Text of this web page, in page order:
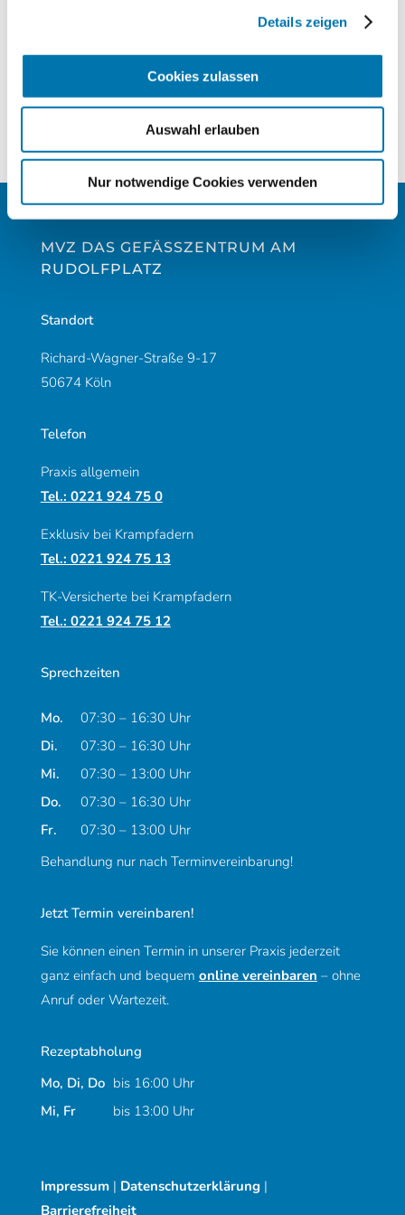
Details zeigen
Cookies zulassen
Auswahl erlauben
Nur notwendige Cookies verwenden
Videobeschreibung: Krampfader-Behandlung mit
Venenkleber
Videobeschreibung: Thrombose – Gefahren
erkennen und richtig handeln
MVZ DAS GEFÄSSZENTRUM AM R
UDOLFPLATZ
Standort
Richard-Wagner-Straße 9-17
50674 Köln
Telefon
Praxis allgemein
Tel.: 0221 924 75 0
Exklusiv bei Krampfadern
Tel.: 0221 924 75 13
TK-Versicherte bei Krampfadern
Tel.: 0221 924 75 12
Sprechzeiten
Mo.Montag
07:30 – 16:30 Uhr
Di.Dienstag
07:30 – 16:30 Uhr
Mi.Mittwoch
07:30 – 13:00 Uhr
Do.Donnerstag
07:30 – 16:30 Uhr
Fr.Freitag07:30 – 13:00 Uhr
Behandlung nur nach Terminvereinbarung!
Jetzt Termin vereinbaren!
Sie können einen Termin in unserer Praxis jederzeit
ganz einfach und bequem online vereinbaren – ohne
Anruf oder Wartezeit.
Rezeptabholung
Mo, Di, DoMontag, Dienstag und Donnerstag
bis 16:00 Uhr
Mi, FrMittwoch und Freitag
bis 13:00 Uhr
Impressum| Datenschutzerklärung |
Barrierefreiheit